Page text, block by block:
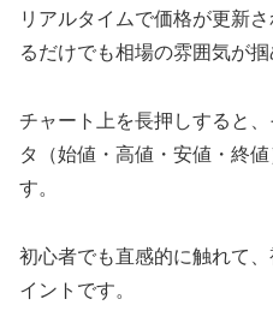
リアルタイムで価格が更新
るだけでも相場の雰囲気が掴
チャート上を長押しすると
タ（始値・高値・安値・終
す。
初心者でも直感的に触れて
イントです。